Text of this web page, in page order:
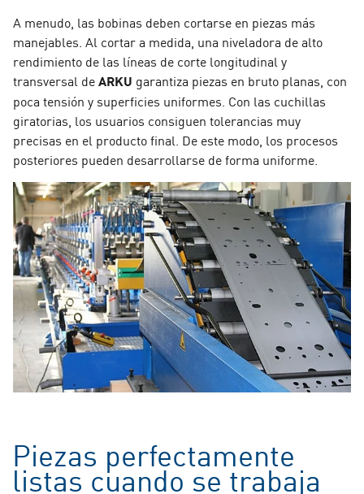
A menudo, las bobinas deben cortarse en piezas más
manejables. Al cortar a medida, una niveladora de alto
rendimiento de las líneas de corte longitudinal y
transversal deARKU garantiza piezas en bruto planas, con
poca tensión y superficies uniformes. Con las cuchillas
giratorias, los usuarios consiguen tolerancias muy
precisas en el producto final. De este modo, los procesos
posteriores pueden desarrollarse de forma uniforme.
Piezas perfectamente
listas cuando se trabaja